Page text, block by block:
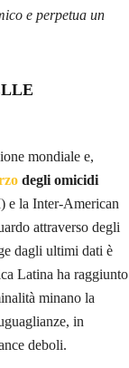
e perpetua un
mondiale e,
degli omicidi
e la Inter-American
attraverso degli
dagli ultimi dati è
Latina ha raggiunto
minano la
in
deboli.